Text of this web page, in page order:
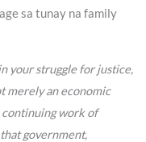
sa tunay na family
your struggle for justice,
merely an economic
continuing work of
government,